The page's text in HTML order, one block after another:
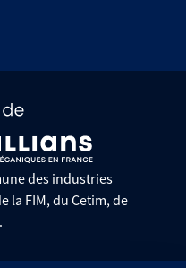
des industries
la FIM, du Cetim, de